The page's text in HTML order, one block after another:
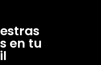
en tu